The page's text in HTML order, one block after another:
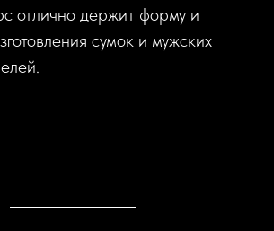
отлично держит форму и
сумок и мужских